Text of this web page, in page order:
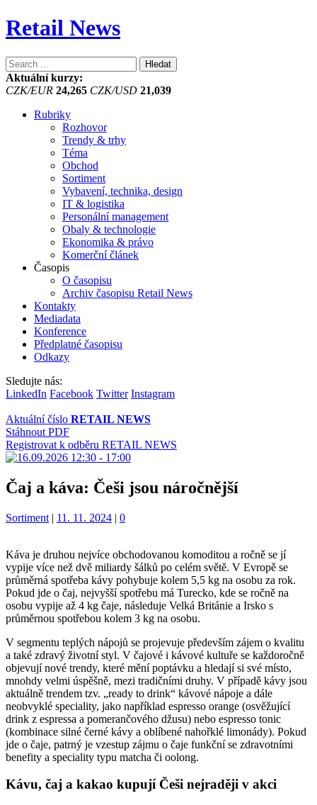
Retail News
Vyhledávání
Aktuální kurzy:
CZK/EUR 24,265 CZK/USD 21,039
Rubriky
Rozhovor
Trendy & trhy
Téma
Obchod
Sortiment
Vybavení, technika, design
IT & logistika
Personální management
Obaly & technologie
Ekonomika & právo
Komerční článek
Časopis
O časopisu
Archiv časopisu Retail News
Kontakty
Mediadata
Konference
Předplatné časopisu
Odkazy
Sledujte nás:
LinkedIn Facebook Twitter Instagram
Aktuální číslo RETAIL NEWS
Stáhnout PDF
Registrovat k odběru RETAIL NEWS
Čaj a káva: Češi jsou náročnější
Kategorie:
Sortiment | 11. 11. 2024 | 0
Káva je druhou nejvíce obchodovanou komoditou a ročně se jí
vypije více než dvě miliardy šálků po celém světě. V Evropě se
průměrná spotřeba kávy pohybuje kolem 5,5 kg na osobu za rok.
Pokud jde o čaj, nejvyšší spotřebu má Turecko, kde se ročně na
osobu vypije až 4 kg čaje, následuje Velká Británie a Irsko s
průměrnou spotřebou kolem 3 kg na osobu.
V segmentu teplých nápojů se projevuje především zájem o kvalitu
a také zdravý životní styl. V čajové i kávové kultuře se každoročně
objevují nové trendy, které mění poptávku a hledají si své místo,
mnohdy velmi úspěšně, mezi tradičními druhy. V případě kávy jsou
aktuálně trendem tzv. „ready to drink“ kávové nápoje a dále
neobvyklé speciality, jako například espresso orange (osvěžující
drink z espressa a pomerančového džusu) nebo espresso tonic
(kombinace silné černé kávy a oblíbené nahořklé limonády). Pokud
jde o čaje, patrný je vzestup zájmu o čaje funkční se zdravotními
benefity a speciality typu matcha či oolong.
Kávu, čaj a kakao kupují Češi nejraději v akci